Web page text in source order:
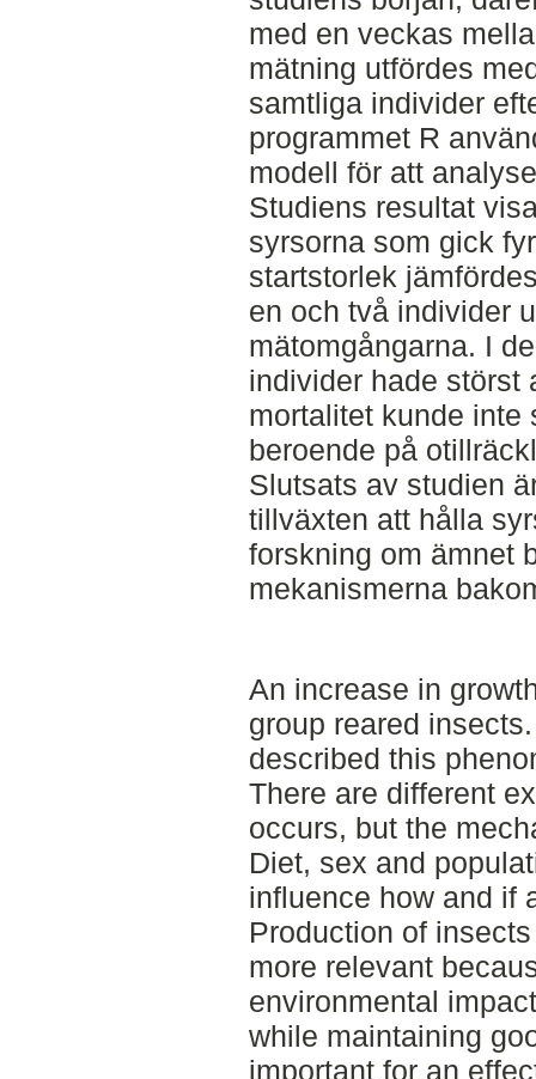
med en veckas
mätning utfördes
samtliga individer
programmet R
modell för att
Studiens resultat
syrsorna som gick
startstorlek
en och två individer
mätomgångarna. I
individer hade störst
mortalitet kunde inte
beroende på
Slutsats av studien
tillväxten att hålla
forskning om ämnet
mekanismerna
An increase in
group reared
described this
There are different
occurs, but the
Diet, sex and
influence how and if
Production of
more relevant
environmental
while maintaining
important for an